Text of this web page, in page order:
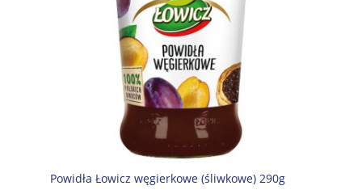
Powidła Łowicz węgierkowe (śliwkowe) 290g